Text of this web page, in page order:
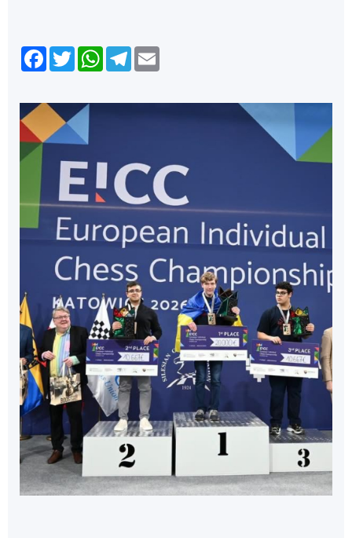
Facebook
TwitterWhatsApp
Telegram